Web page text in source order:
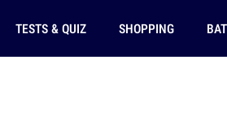
TESTS & QUIZ SHOPPING